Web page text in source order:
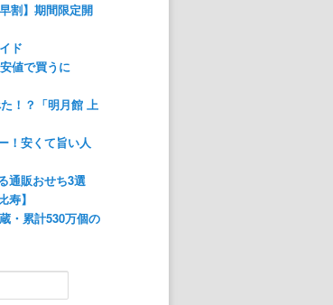
割】期間限定開
ド
値で買うに
！？「明月館 上
！安くて旨い人
通販おせち3選
寿】
・累計530万個の